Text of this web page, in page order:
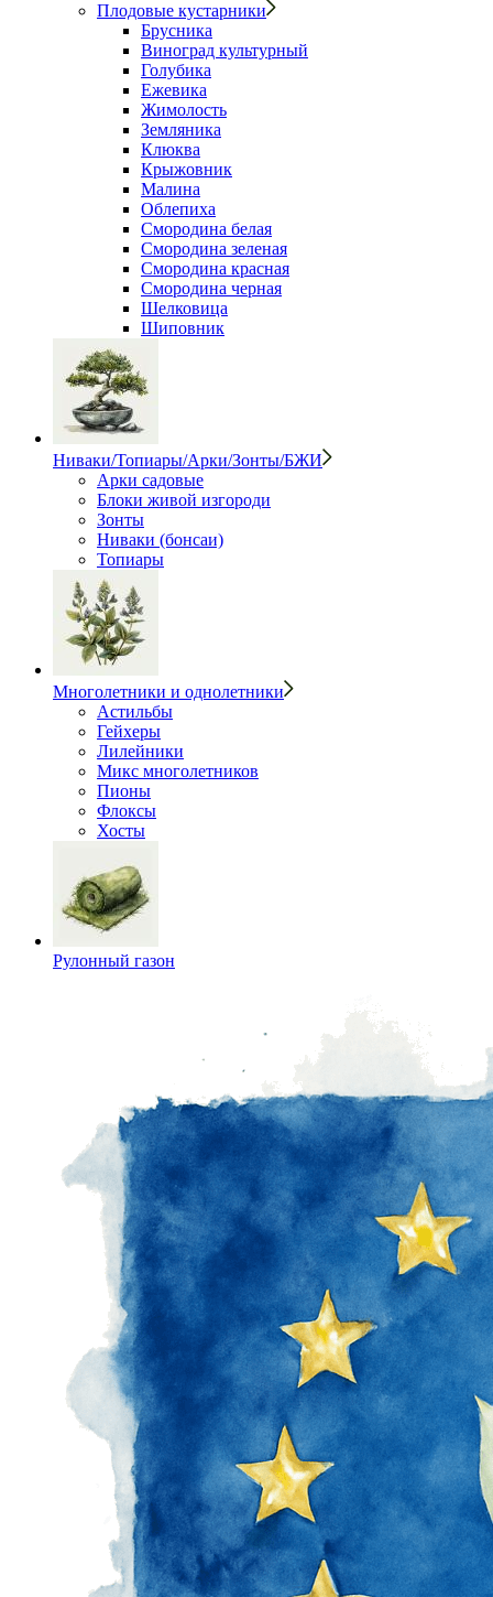
Плодовые кустарники
Брусника
Виноград культурный
Голубика
Ежевика
Жимолость
Земляника
Клюква
Крыжовник
Малина
Облепиха
Смородина белая
Смородина зеленая
Смородина красная
Смородина черная
Шелковица
Шиповник
Ниваки/Топиары/Арки/Зонты/БЖИ
Арки садовые
Блоки живой изгороди
Зонты
Ниваки (бонсаи)
Топиары
Многолетники и однолетники
Астильбы
Гейхеры
Лилейники
Микс многолетников
Пионы
Флоксы
Хосты
Рулонный газон